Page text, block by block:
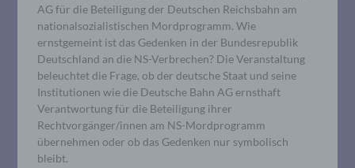
AG für die Beteiligung der Deutschen Reichsbahn am
nationalsozialistischen Mordprogramm. Wie
ernstgemeint ist das Gedenken in der Bundesrepublik
Deutschland an die NS-Verbrechen? Die Veranstaltung
beleuchtet die Frage, ob der deutsche Staat und seine
Institutionen wie die Deutsche Bahn AG ernsthaft
Verantwortung für die Beteiligung ihrer
Rechtvorgänger/innen am NS-Mordprogramm
übernehmen oder ob das Gedenken nur symbolisch
bleibt.